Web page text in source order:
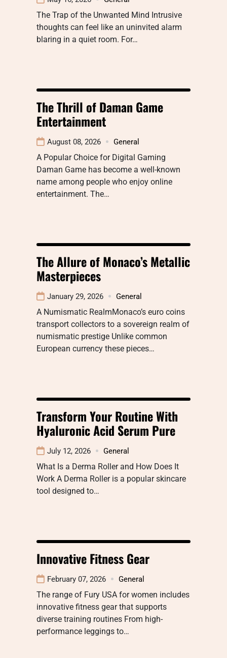
The Trap of the Unwanted Mind Intrusive
thoughts can feel like an uninvited alarm
blaring in a quiet room. For…
The Thrill of Daman Game
Entertainment
August 08, 2026 General
A Popular Choice for Digital Gaming
Daman Game has become a well-known
name among people who enjoy online
entertainment. The…
The Allure of Monaco’s Metallic
Masterpieces
January 29, 2026 General
A Numismatic RealmMonaco’s euro coins
transport collectors to a sovereign realm of
numismatic prestige Unlike common
European currency these pieces…
Transform Your Routine With
Hyaluronic Acid Serum Pure
July 12, 2026 General
What Is a Derma Roller and How Does It
Work A Derma Roller is a popular skincare
tool designed to…
Innovative Fitness Gear
February 07, 2026 General
The range of Fury USA for women includes
innovative fitness gear that supports
diverse training routines From high-
performance leggings to…